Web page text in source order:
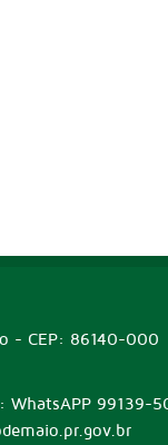
- CEP: 86140-000
WhatsAPP 99139-